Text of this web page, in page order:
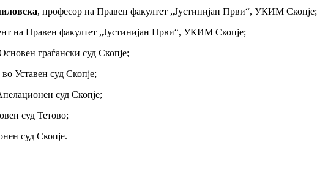
, професор на Правен факултет „Јустинијан Први“, УКИМ Скопје;
на Правен факултет „Јустинијан Први“, УКИМ Скопје;
граѓански суд Скопје;
во Уставен суд Скопје;
суд Скопје;
суд Тетово;
суд Скопје.